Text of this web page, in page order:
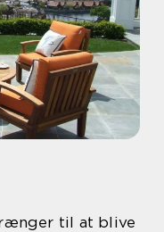
til at blive